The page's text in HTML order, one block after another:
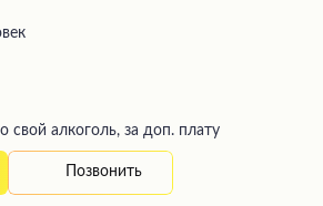
свой алкоголь, за доп. плату
Позвонить